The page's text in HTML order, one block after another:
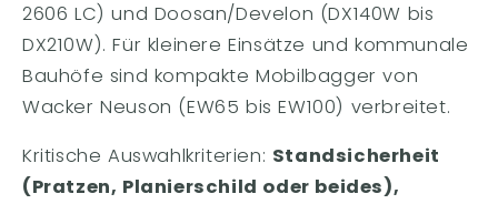
2606 LC) und Doosan/Develon (DX140W bis
DX210W). Für kleinere Einsätze und kommunale
Bauhöfe sind kompakte Mobilbagger von
Wacker Neuson (EW65 bis EW100) verbreitet.
Kritische Auswahlkriterien: Standsicherheit
(Pratzen, Planierschild oder beides),